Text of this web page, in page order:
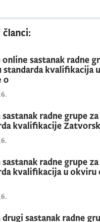
stolu su prisustvovali
Ministarstva
Zavoda za školstvo,
Unije poslodavaca
projektnog
prisustvovali
Italija, Build Green
Srednjeg obrazovnog
Slovenija i Srednje
Kiš” Budva.
članci:
online sastanak radne
standarda kvalifikacija
o
sastanak radne grupe
kvalifikacije
sastanak radne grupe
kvalifikacija u okviru
drugi sastanak radne